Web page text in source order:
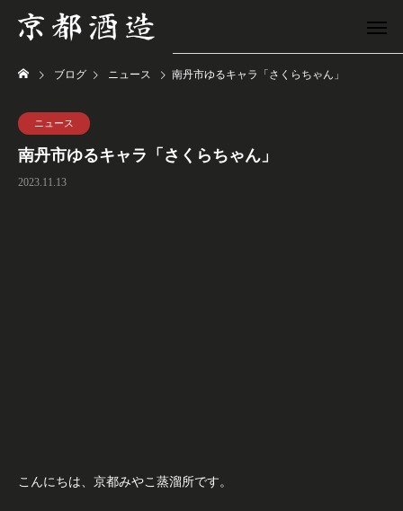
ブログ ニュース 南丹市ゆるキャラ「さくらちゃん」
ニュース
南丹市ゆるキャラ「さくらちゃん」
2023.11.13
こんにちは、京都みやこ蒸溜所です。